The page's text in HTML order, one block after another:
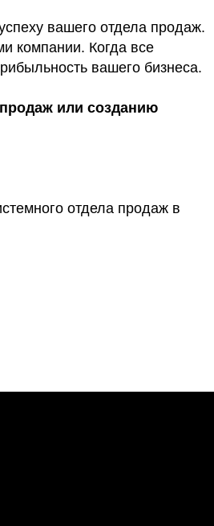
вашего отдела продаж.
компании. Когда все
вашего бизнеса.
или созданию
отдела продаж в